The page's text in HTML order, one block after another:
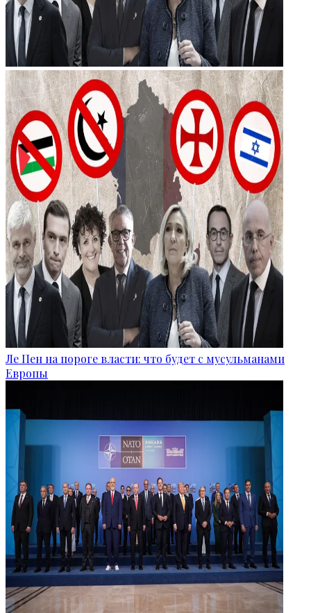
Ле Пен на пороге власти: что будет с мусульманами
Европы